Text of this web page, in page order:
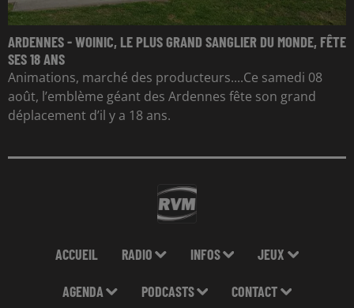
ARDENNES - WOINIC, LE PLUS GRAND SANGLIER DU MONDE, FÊTE
SES 18 ANS
Animations, marché des producteurs....Ce samedi 08
août, l’emblème géant des Ardennes fête son grand
déplacement d’il y a 18 ans.
ACCUEIL RADIO INFOS JEUX
AGENDA PODCASTS CONTACT